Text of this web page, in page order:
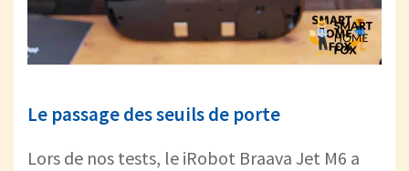
Le passage des seuils de porte
Lors de nos tests, le iRobot Braava Jet M6 a